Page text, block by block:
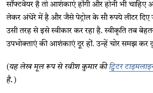
सॉफ्टवेयर है तो आशंकाएं होंगी और होनी भी चाहिए
लेकर अंधेरे में है और जैसे पेट्रोल के सौ रुपये लीटर
उसी तरह से इसे स्वीकार कर रहा है. स्वीकृति तब
उपभोक्ताएं की आशंकाएं दूर हों. उन्हें चोर समझ कर
(यह लेख मूल रूप से रवीश कुमार कीट्विटर
है.)